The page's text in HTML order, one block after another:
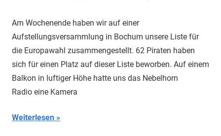
Am Wochenende haben wir auf einer
Aufstellungsversammlung in Bochum unsere Liste für
die Europawahl zusammengestellt. 62 Piraten haben
sich für einen Platz auf dieser Liste beworben. Auf einem
Balkon in luftiger Höhe hatte uns das Nebelhorn
Radio eine Kamera
Weiterlesen